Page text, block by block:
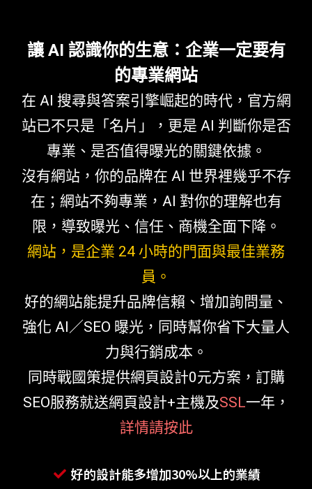
讓 AI 認識你的生意：企業一定要有
的專業網站
在 AI 搜尋與答案引擎崛起的時代，官方網
站已不只是「名片」，更是 AI 判斷你是否
專業、是否值得曝光的關鍵依據。
沒有網站，你的品牌在 AI 世界裡幾乎不存
在；網站不夠專業，AI 對你的理解也有
限，導致曝光、信任、商機全面下降。
網站，是企業 24 小時的門面與最佳業務
員。
好的網站能提升品牌信賴、增加詢問量、
強化 AI／SEO 曝光，同時幫你省下大量人
力與行銷成本。
同時戰國策提供網頁設計0元方案，訂購
SEO服務就送網頁設計+主機及SSL一年，
詳情請按此
好的設計能多增加30%以上的業績